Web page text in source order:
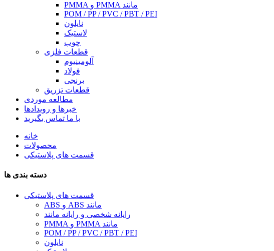
PMMA و PMMA مانند
POM / PP / PVC / PBT / PEI
نایلون
لاستیک
چوب
قطعات فلزی
آلومینیوم
فولاد
برنجی
قطعات تزریق
مطالعه موردی
خبرها و رویدادها
با ما تماس بگیرید
خانه
محصولات
قسمت های پلاستیکی
دسته بندی ها
قسمت های پلاستیکی
ABS و ABS مانند
رایانه شخصی و رایانه مانند
PMMA و PMMA مانند
POM / PP / PVC / PBT / PEI
نایلون